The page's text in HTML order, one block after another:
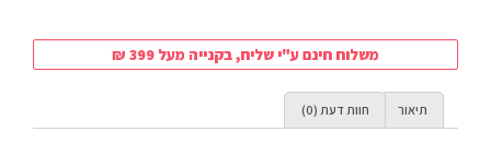
משלוח חינם ע"י שליח, בקנייה מעל 399 ₪
תיאור חוות דעת (0)